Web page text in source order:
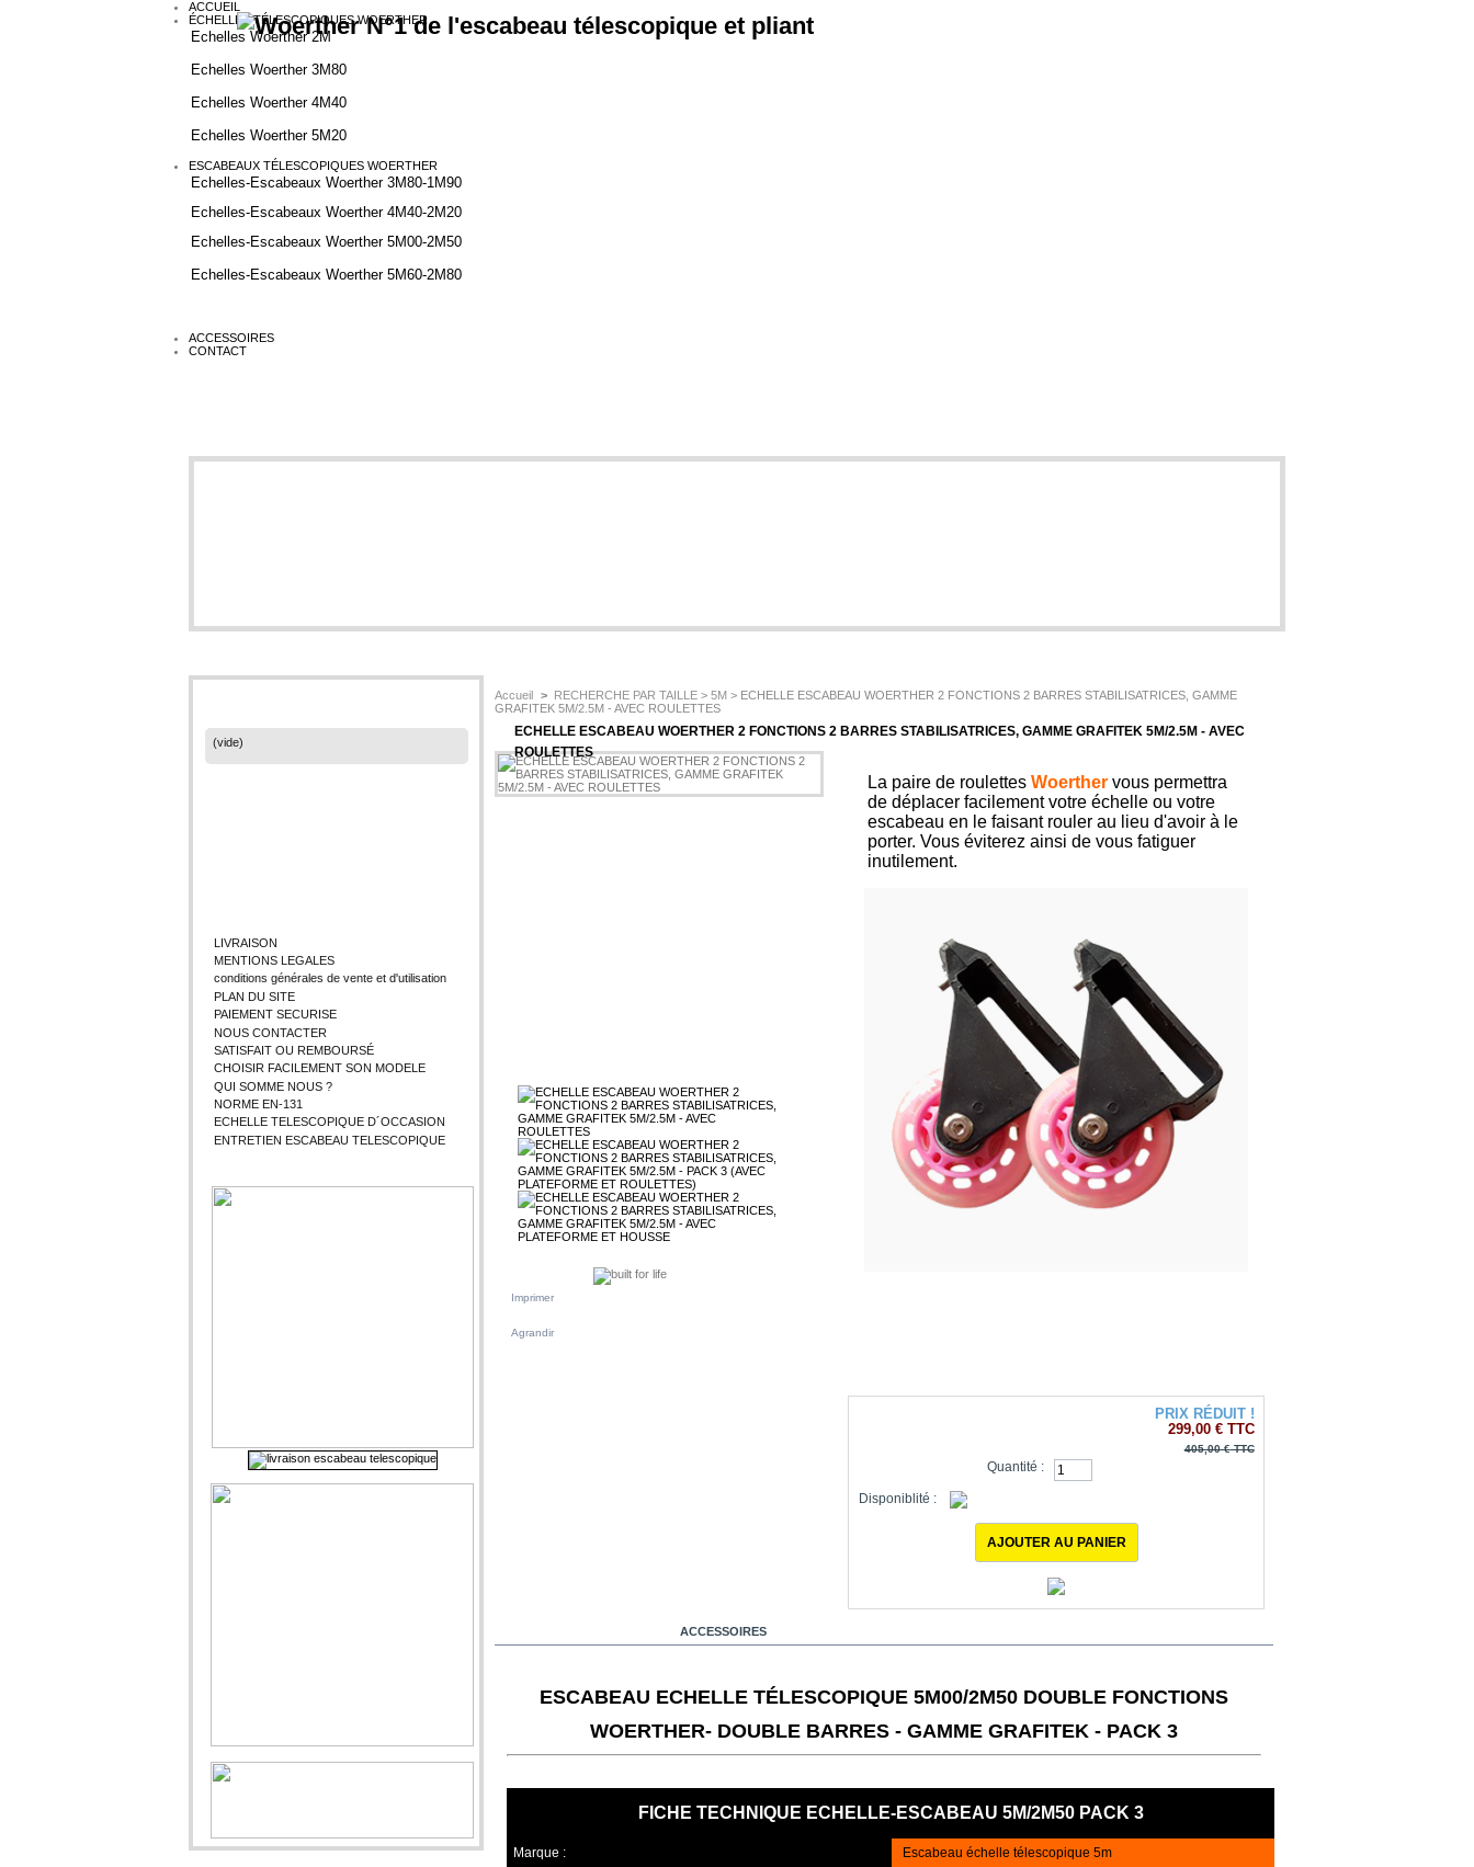
ACCUEIL
ÉCHELLES TÉLESCOPIQUES WOERTHER
Echelles Woerther 2M
Echelles Woerther 3M80
Echelles Woerther 4M40
Echelles Woerther 5M20
ESCABEAUX TÉLESCOPIQUES WOERTHER
Echelles-Escabeaux Woerther 3M80-1M90
Echelles-Escabeaux Woerther 4M40-2M20
Echelles-Escabeaux Woerther 5M00-2M50
Echelles-Escabeaux Woerther 5M60-2M80
ACCESSOIRES
CONTACT
(vide)
LIVRAISON
MENTIONS LEGALES
conditions générales de vente et d'utilisation
PLAN DU SITE
PAIEMENT SECURISE
NOUS CONTACTER
SATISFAIT OU REMBOURSÉ
CHOISIR FACILEMENT SON MODELE
QUI SOMME NOUS ?
NORME EN-131
ECHELLE TELESCOPIQUE D´OCCASION
ENTRETIEN ESCABEAU TELESCOPIQUE
Accueil > RECHERCHE PAR TAILLE >5M > ECHELLE ESCABEAU WOERTHER 2 FONCTIONS 2 BARRES STABILISATRICES, GAMME
GRAFITEK 5M/2.5M - AVEC ROULETTES
ECHELLE ESCABEAU WOERTHER 2 FONCTIONS 2 BARRES STABILISATRICES, GAMME GRAFITEK 5M/2.5M - AVEC
ROULETTES
Imprimer
Agrandir
La paire de roulettes Woerthervous permettra
de déplacer facilement votre échelle ou votre
escabeau en le faisant rouler au lieu d'avoir à le
porter. Vous éviterez ainsi de vous fatiguer
inutilement.
PRIX RÉDUIT !
299,00 €TTC
405,00 €TTC
Quantité :
Disponiblité :
ACCESSOIRES
ESCABEAU ECHELLE TÉLESCOPIQUE 5M00/2M50 DOUBLE FONCTIONS
WOERTHER- DOUBLE BARRES - GAMME GRAFITEK - PACK 3
FICHE TECHNIQUE ECHELLE-ESCABEAU 5M/2M50 PACK 3
Marque :
Escabeau échelle télescopique 5m